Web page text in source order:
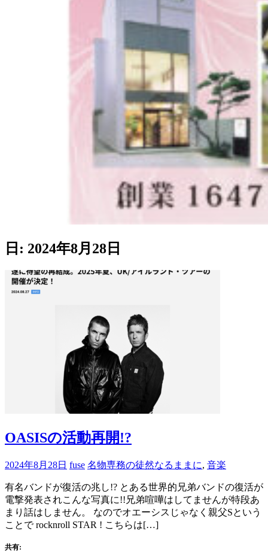
日: 2024年8月28日
OASISの活動再開!?
2024年8月28日 fuse 名物専務の徒然なるままに, 音楽
有名バンドが復活の兆し!? とある世界的兄弟バンドの復活が
電撃発表されこんな写真に!!兄弟喧嘩はしてませんが特段あ
まり話はしません。 なのでオエーシスじゃなく親父Sという
ことで rocknroll STAR ! こちらは[…]
共有: